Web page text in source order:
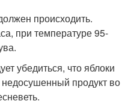
происходить.
при температуре 95-
убедиться, что яблоки
недосушенный продукт во